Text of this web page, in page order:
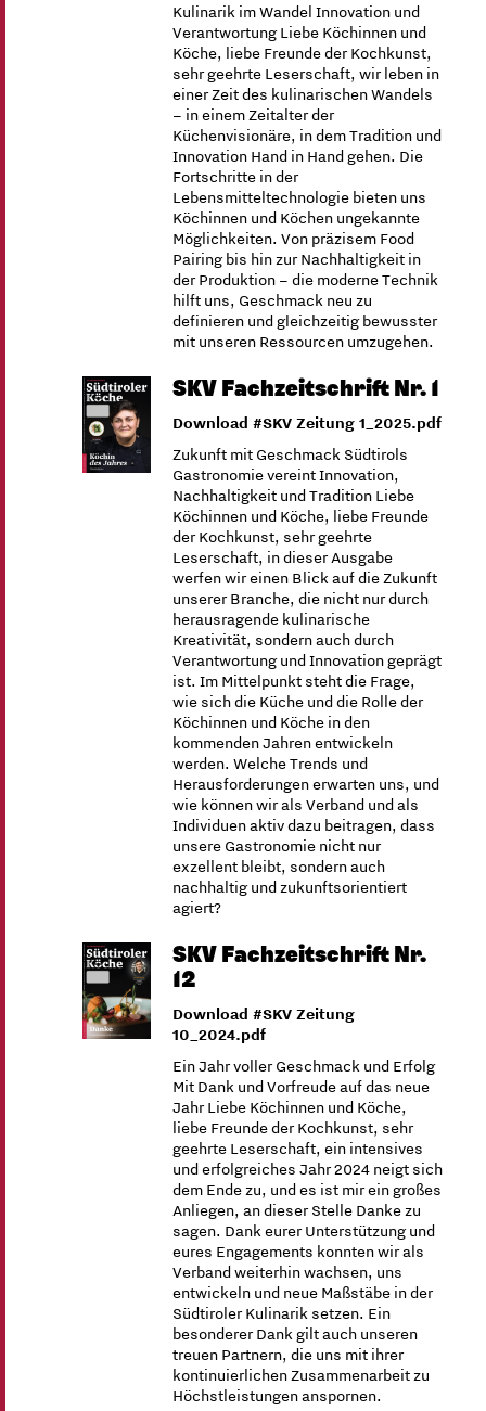
Kulinarik im Wandel Innovation und
Verantwortung Liebe Köchinnen und
Köche, liebe Freunde der Kochkunst,
sehr geehrte Leserschaft, wir leben in
einer Zeit des kulinarischen Wandels
– in einem Zeitalter der
Küchenvisionäre, in dem Tradition und
Innovation Hand in Hand gehen. Die
Fortschritte in der
Lebensmitteltechnologie bieten uns
Köchinnen und Köchen ungekannte
Möglichkeiten. Von präzisem Food
Pairing bis hin zur Nachhaltigkeit in
der Produktion – die moderne Technik
hilft uns, Geschmack neu zu
definieren und gleichzeitig bewusster
mit unseren Ressourcen umzugehen.
SKV Fachzeitschrift Nr. 1
Download #SKV Zeitung 1_2025.pdf
Zukunft mit Geschmack Südtirols
Gastronomie vereint Innovation,
Nachhaltigkeit und Tradition Liebe
Köchinnen und Köche, liebe Freunde
der Kochkunst, sehr geehrte
Leserschaft, in dieser Ausgabe
werfen wir einen Blick auf die Zukunft
unserer Branche, die nicht nur durch
herausragende kulinarische
Kreativität, sondern auch durch
Verantwortung und Innovation geprägt
ist. Im Mittelpunkt steht die Frage,
wie sich die Küche und die Rolle der
Köchinnen und Köche in den
kommenden Jahren entwickeln
werden. Welche Trends und
Herausforderungen erwarten uns, und
wie können wir als Verband und als
Individuen aktiv dazu beitragen, dass
unsere Gastronomie nicht nur
exzellent bleibt, sondern auch
nachhaltig und zukunftsorientiert
agiert?
SKV Fachzeitschrift Nr.
12
Download #SKV Zeitung
10_2024.pdf
Ein Jahr voller Geschmack und Erfolg
Mit Dank und Vorfreude auf das neue
Jahr Liebe Köchinnen und Köche,
liebe Freunde der Kochkunst, sehr
geehrte Leserschaft, ein intensives
und erfolgreiches Jahr 2024 neigt sich
dem Ende zu, und es ist mir ein großes
Anliegen, an dieser Stelle Danke zu
sagen. Dank eurer Unterstützung und
eures Engagements konnten wir als
Verband weiterhin wachsen, uns
entwickeln und neue Maßstäbe in der
Südtiroler Kulinarik setzen. Ein
besonderer Dank gilt auch unseren
treuen Partnern, die uns mit ihrer
kontinuierlichen Zusammenarbeit zu
Höchstleistungen anspornen.